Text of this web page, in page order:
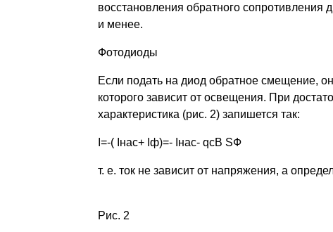
восстановления обратного
и менее.
Фотодиоды
Если подать на диод обратное смещение,
которого зависит от освещения. При
характеристика (рис. 2) запишется так:
I=-( Iнас+ Iф)=- Iнас- qcB SФ
т. е. ток не зависит от напряжения, а
Рис. 2